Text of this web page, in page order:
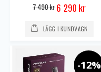
7 490 kr Special
Price
6 290 kr
LÄGG I KUNDVAGN
-12%